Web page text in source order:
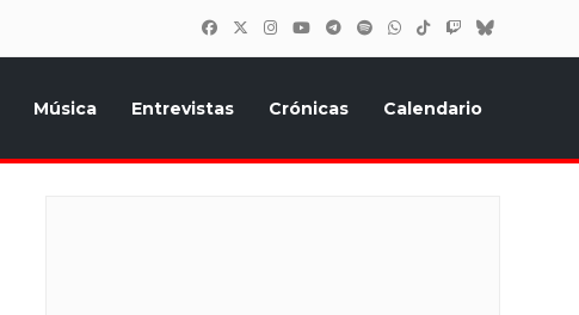
Música Entrevistas Crónicas Calendario